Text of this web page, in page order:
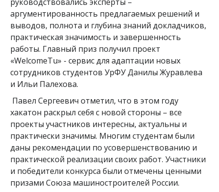
аргументированность предлагаемых решений и
выводов, полнота и глубина знаний докладчиков,
практическая значимость и завершенность
работы. Главный приз получил проект
«WelcomeTu» - сервис для адаптации новых
сотрудников студентов УрФУ Данилы Журавлева
и Ильи Палехова.
Павел Сергеевич отметил, что в этом году
хакатон раскрыл себя с новой стороны – все
проекты участников интересны, актуальны и
практически значимы. Многим студентам были
даны рекомендации по усовершенствованию и
практической реализации своих работ. Участники
и победители конкурса были отмечены ценными
призами Союза машиностроителей России.